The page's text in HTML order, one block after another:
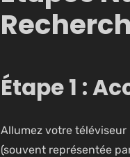
Étape 1 :
Allumez votre téléviseur
(souvent représentée